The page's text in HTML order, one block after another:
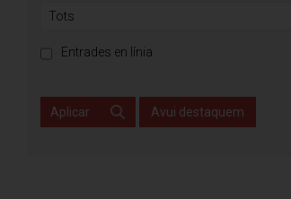
Entrades en línia
Aplicar Avui destaquem